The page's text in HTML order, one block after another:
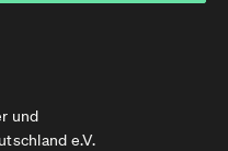
und
e.V.